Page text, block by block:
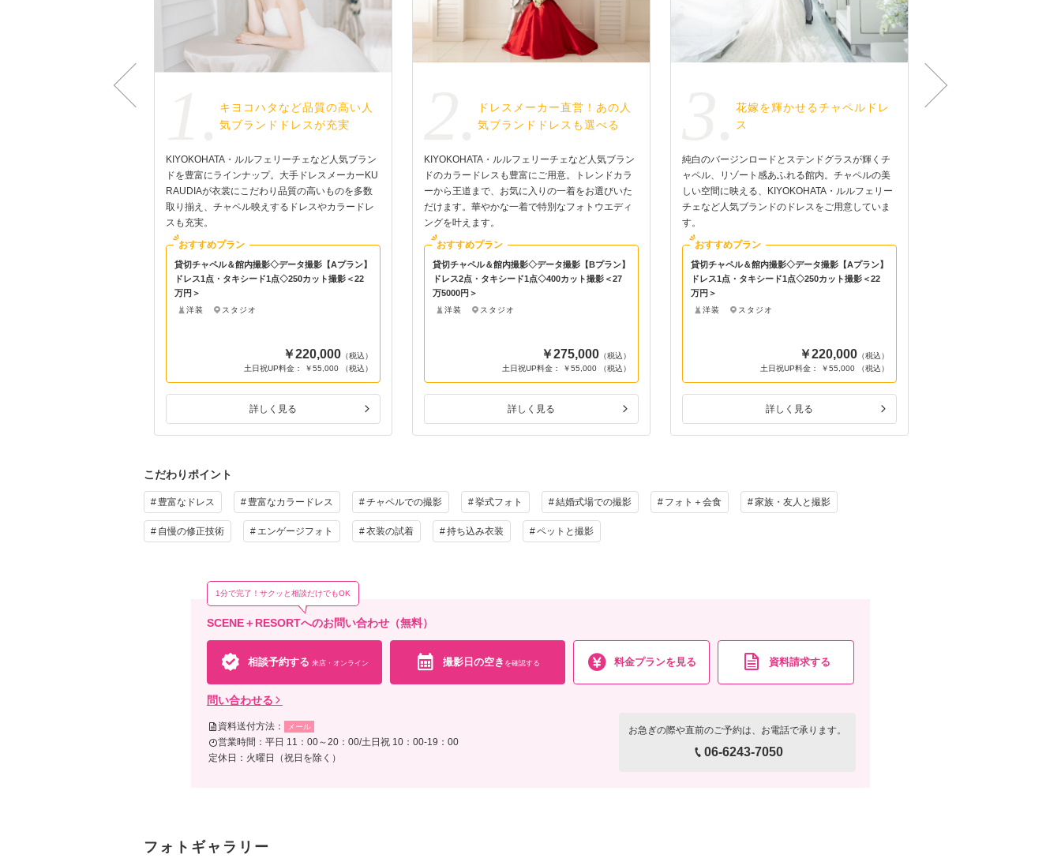
キヨコハタなど品質の高い人
気ブランドドレスが充実
KIYOKOHATA・ルルフェリーチェなど人気ブラン
ドを豊富にラインナップ。大手ドレスメーカーKU
RAUDIAが衣裳にこだわり品質の高いものを多数
取り揃え、チャペル映えするドレスやカラードレ
スも充実。
おすすめプラン
貸切チャペル＆館内撮影◇データ撮影【Aプラン】
ドレス1点・タキシード1点◇250カット撮影＜22
万円＞
洋装 スタジオ
￥220,000（税込）
土日祝UP料金： ￥55,000 （税込）
詳しく見る
ドレスメーカー直営！あの人
気ブランドドレスも選べる
KIYOKOHATA・ルルフェリーチェなど人気ブラン
ドのカラードレスも豊富にご用意。トレンドカラ
ーから王道まで、お気に入りの一着をお選びいた
だけます。華やかな一着で特別なフォトウエディ
ングを叶えます。
おすすめプラン
貸切チャペル＆館内撮影◇データ撮影【Bプラン】
ドレス2点・タキシード1点◇400カット撮影＜27
万5000円＞
洋装 スタジオ
￥275,000（税込）
土日祝UP料金： ￥55,000 （税込）
詳しく見る
花嫁を輝かせるチャペルドレ
ス
純白のバージンロードとステンドグラスが輝くチ
ャペル、リゾート感あふれる館内。チャペルの美
しい空間に映える、KIYOKOHATA・ルルフェリー
チェなど人気ブランドのドレスをご用意していま
す。
おすすめプラン
貸切チャペル＆館内撮影◇データ撮影【Aプラン】
ドレス1点・タキシード1点◇250カット撮影＜22
万円＞
洋装 スタジオ
￥220,000（税込）
土日祝UP料金： ￥55,000 （税込）
詳しく見る
4.
こだわりポイント
豊富なドレス 豊富なカラードレス チャペルでの撮影 挙式フォト 結婚式場での撮影 フォト＋会食 家族・友人と撮影
自慢の修正技術 エンゲージフォト 衣装の試着 持ち込み衣装 ペットと撮影
SCENE＋RESORTへのお問い合わせ（無料）
1分で完了！サクッと相談だけでもOK
相談予約する 来店・オンライン 撮影日の空き を確認する 料金プランを見る 資料請求する
問い合わせる
資料送付方法： メール
営業時間：平日 11：00～20：00/土日祝 10：00-19：00
定休日：火曜日（祝日を除く）
お急ぎの際や直前のご予約は、お電話で承ります。
06-6243-7050
フォトギャラリー